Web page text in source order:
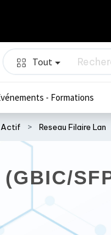
Tout
- Formations
Actif Reseau Filaire Lan